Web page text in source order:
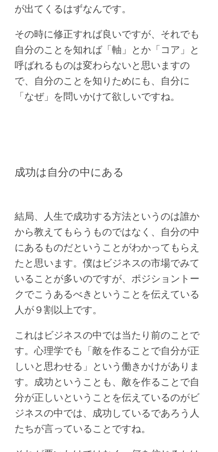
が出てくるはずなんです。
その時に修正すれば良いですが、それでも
自分のことを知れば「軸」とか「コア」と
呼ばれるものは変わらないと思いますの
で、自分のことを知りためにも、自分に
「なぜ」を問いかけて欲しいですね。
成功は自分の中にある
結局、人生で成功する方法というのは誰か
から教えてもらうものではなく、自分の中
にあるものだということがわかってもらえ
たと思います。僕はビジネスの市場でみて
いることが多いのですが、ポジショントー
クでこうあるべきということを伝えている
人が９割以上です。
これはビジネスの中では当たり前のことで
す。心理学でも「敵を作ることで自分が正
しいと思わせる」という働きかけがありま
す。成功ということも、敵を作ることで自
分が正しいということを伝えているのがビ
ジネスの中では、成功しているであろう人
たちが言っていることですね。